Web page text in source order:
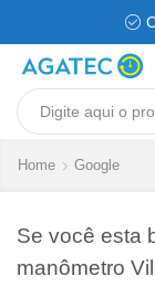
Home Google
Se você esta
manômetro